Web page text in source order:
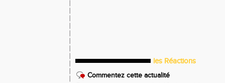
les Réactions
Commentez cette actualité